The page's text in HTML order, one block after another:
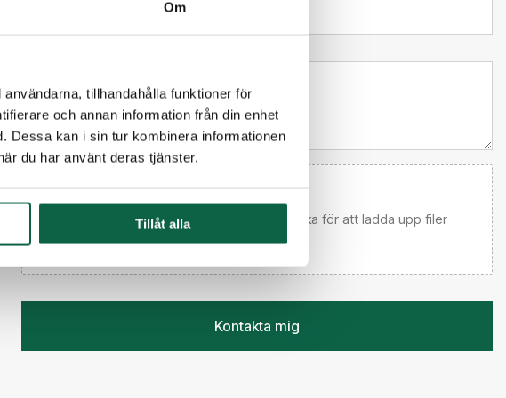
Om
tillhandahålla funktioner för
och annan information från din enhet
Dessa kan i sin tur kombinera informationen
du har använt deras tjänster.
Tillåt alla
(Fyll i email först) Dra och släpp eller klicka för att ladda upp filer
Kontakta mig